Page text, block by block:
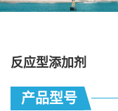
反应型添加剂
产品型号